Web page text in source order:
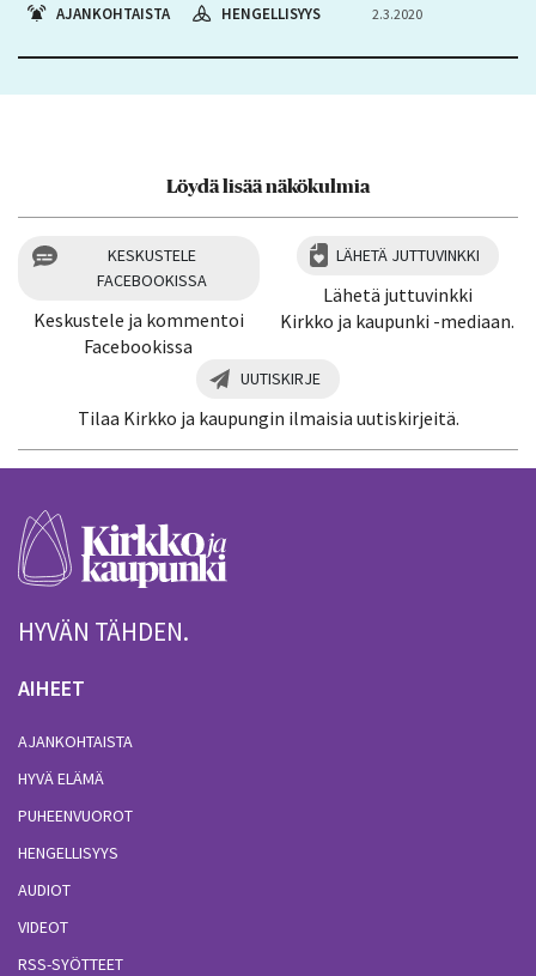
AJANKOHTAISTA HENGELLISYYS 2.3.2020
Löydä lisää näkökulmia
KESKUSTELE
FACEBOOKISSA
Keskustele ja kommentoi
Facebookissa
LÄHETÄ JUTTUVINKKI
Lähetä juttuvinkki
Kirkko ja kaupunki -mediaan.
UUTISKIRJE
Tilaa Kirkko ja kaupungin ilmaisia uutiskirjeitä.
HYVÄN TÄHDEN.
AIHEET
AJANKOHTAISTA
HYVÄ ELÄMÄ
PUHEENVUOROT
HENGELLISYYS
AUDIOT
VIDEOT
RSS-SYÖTTEET